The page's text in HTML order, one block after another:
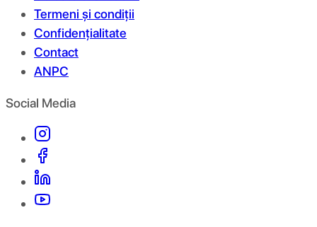
Termeni și condiții
Confidențialitate
Contact
ANPC
Social Media